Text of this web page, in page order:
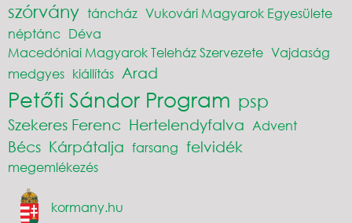
szórvány táncház Vukovári Magyarok Egyesülete
néptánc Déva
Macedóniai Magyarok Teleház Szervezete Vajdaság
medgyes kiállítás Arad
Petőfi Sándor Program psp
Szekeres Ferenc Hertelendyfalva Advent
Bécs Kárpátalja farsang felvidék
megemlékezés
kormany.hu